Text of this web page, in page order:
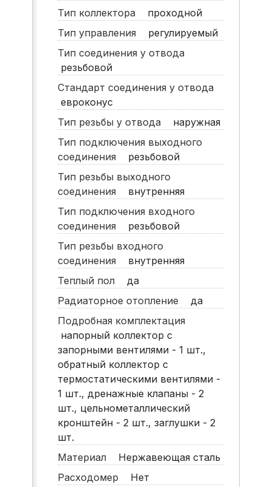
Тип коллектора
проходной
Тип управления
регулируемый
Тип соединения у отвода
резьбовой
Стандарт соединения у отвода
евроконус
Тип резьбы у отвода
наружная
Тип подключения выходного
соединения
резьбовой
Тип резьбы выходного
соединения
внутренняя
Тип подключения входного
соединения
резьбовой
Тип резьбы входного
соединения
внутренняя
Теплый пол
да
Радиаторное отопление
да
Подробная комплектация
напорный коллектор с
запорными вентилями - 1 шт.,
обратный коллектор с
термостатическими вентилями -
1 шт., дренажные клапаны - 2
шт., цельнометаллический
кронштейн - 2 шт., заглушки - 2
шт.
Материал
Нержавеющая сталь
Расходомер
Нет